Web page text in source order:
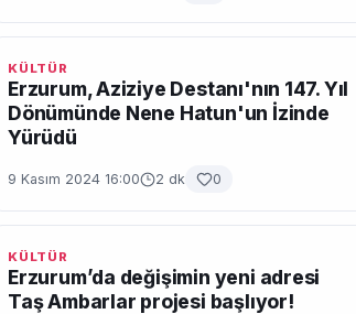
KÜLTÜR
Erzurum, Aziziye Destanı'nın 147. Yıl
Dönümünde Nene Hatun'un İzinde
Yürüdü
9 Kasım 2024 16:00 2 dk 0
KÜLTÜR
Erzurum’da değişimin yeni adresi
Taş Ambarlar projesi başlıyor!